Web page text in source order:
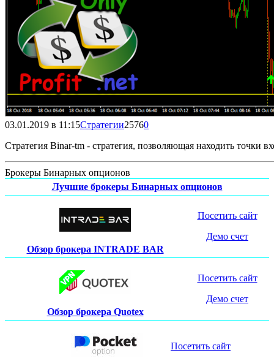
03.01.2019 в 11:15Стратегии25760
Стратегия Binar-tm - стратегия, позволяющая находить точки
Брокеры Бинарных опционов
Лучшие брокеры Бинарных опционов
Обзор брокера INTRADE BAR
Посетить сайт
Демо счет
Обзор брокера Quotex
Посетить сайт
Демо счет
Посетить сайт